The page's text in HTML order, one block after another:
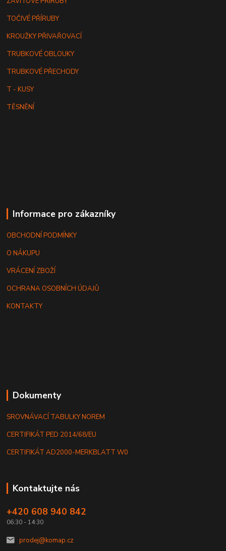
TOČIVÉ PŘÍRUBY
KROUŽKY PŘIVAŘOVACÍ
TRUBKOVÉ OBLOUKY
TRUBKOVÉ PŘECHODY
T - KUSY
TĚSNĚNÍ
Informace pro zákazníky
OBCHODNÍ PODMÍNKY
O NÁKUPU
VRÁCENÍ ZBOŽÍ
OCHRANA OSOBNÍCH ÚDAJŮ
KONTAKTY
Dokumenty
SROVNÁVACÍ TABULKY NOREM
CERTIFIKÁT PED 2014/68/EU
CERTIFIKÁT AD2000-MERKBLATT W0
Kontaktujte nás
+420 608 940 842
06:30 - 14:30
prodej@komap.cz